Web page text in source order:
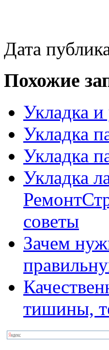
Дата
Похожие
Укладка
Укладка
Укладка
Укладка
советы
Зачем
тишины,